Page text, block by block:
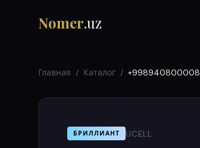
Nomer.uz
Главная / Каталог / +998940800008
БРИЛЛИАНТ UCELL